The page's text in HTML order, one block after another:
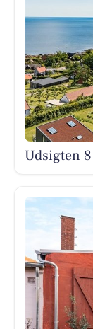
Udsigten